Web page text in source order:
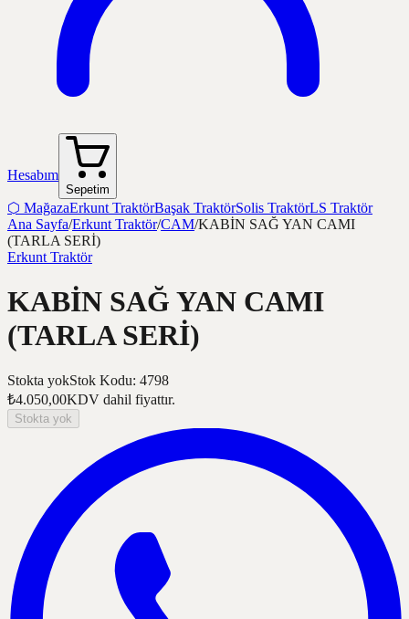
Hesabım
Sepetim
⬡ MağazaErkunt TraktörBaşak TraktörSolis TraktörLS Traktör
Ana Sayfa/Erkunt Traktör/CAM/KABİN SAĞ YAN CAMI
(TARLA SERİ)
Erkunt Traktör
KABİN SAĞ YAN CAMI
(TARLA SERİ)
Stokta yokStok Kodu: 4798
₺4.050,00KDV dahil fiyattır.
Stokta yok